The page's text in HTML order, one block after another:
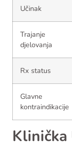
Učinak
Trajanje
djelovanja
Rx status
Glavne
kontraindikacije
Klinička